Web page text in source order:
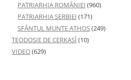
PATRIARHIA ROMÂNIEI (960)
PATRIARHIA SERBIEI (171)
SFÂNTUL MUNTE ATHOS(249)
TEODOSIE DE CERKASÎ(10)
VIDEO(629)